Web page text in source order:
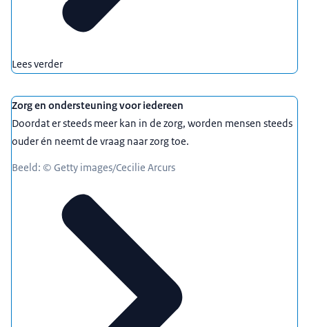
Lees verder
Zorg en ondersteuning voor iedereen
Doordat er steeds meer kan in de zorg, worden mensen steeds
ouder én neemt de vraag naar zorg toe.
Beeld: © Getty images/Cecilie Arcurs